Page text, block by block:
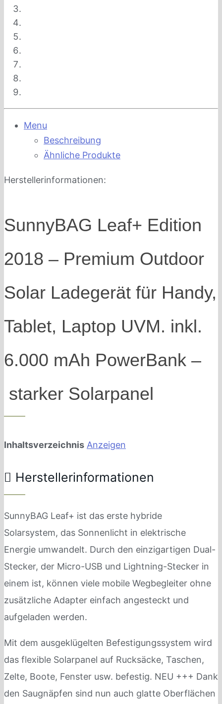
Menu
Beschreibung
Ähnliche Produkte
Herstellerinformationen:
SunnyBAG Leaf+ Edition
2018 – Premium Outdoor
Solar Ladegerät für Handy,
Tablet, Laptop UVM. inkl.
6.000 mAh PowerBank –
starker Solarpanel
Inhaltsverzeichnis Anzeigen
Herstellerinformationen
SunnyBAG Leaf+ ist das erste hybride
Solarsystem, das Sonnenlicht in elektrische
Energie umwandelt. Durch den einzigartigen Dual-
Stecker, der Micro-USB und Lightning-Stecker in
einem ist, können viele mobile Wegbegleiter ohne
zusätzliche Adapter einfach angesteckt und
aufgeladen werden.
Mit dem ausgeklügelten Befestigungssystem wird
das flexible Solarpanel auf Rucksäcke, Taschen,
Zelte, Boote, Fenster usw. befestig. NEU +++ Dank
den Saugnäpfen sind nun auch glatte Oberflächen